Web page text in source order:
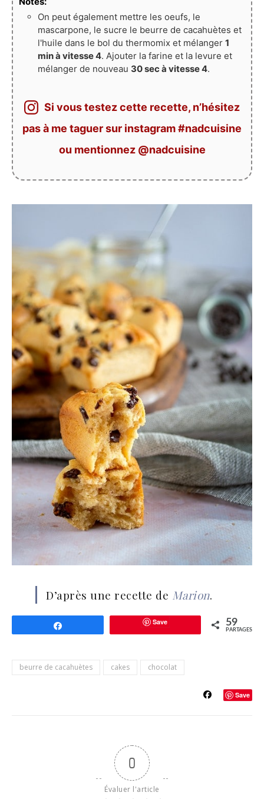
On peut également mettre les oeufs, le
mascarpone, le sucre le beurre de cacahuètes et
l'huile dans le bol du thermomix et mélanger 1
min à vitesse 4. Ajouter la farine et la levure et
mélanger de nouveau 30 sec à vitesse 4.
Si vous testez cette recette, n’hésitez
pas à me taguer sur instagram #nadcuisine
ou mentionnez @nadcuisine
D’après une recette de Marion.
Save 59
PARTAGES
beurre de cacahuètes cakes chocolat
Save
0
Évaluer l'article